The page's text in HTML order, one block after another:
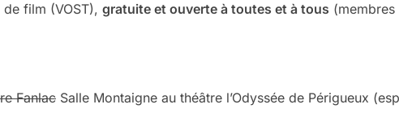
film (VOST), gratuite et ouverte à toutes et à tous
Fanlac Salle Montaigne au théâtre l’Odyssée de Périgueux